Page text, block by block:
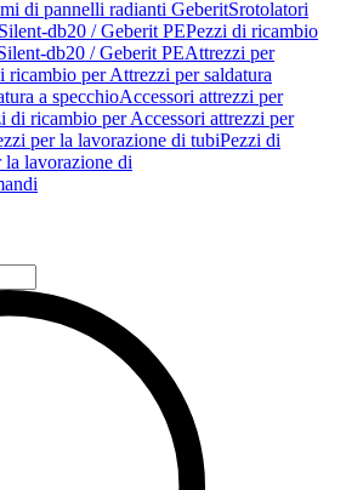
di pannelli radianti GeberitSrotolatori
db20 / Geberit PEPezzi di ricambio
db20 / Geberit PEAttrezzi per
ricambio per Attrezzi per saldatura
a specchioAccessori attrezzi per
di ricambio per Accessori attrezzi per
per la lavorazione di tubiPezzi di
lavorazione di